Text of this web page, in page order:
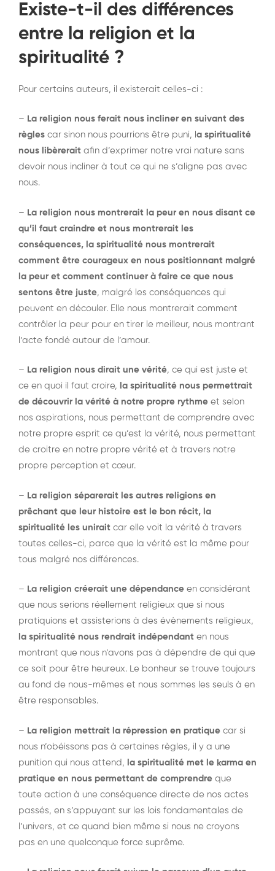
Existe-t-il des différences
entre la religion et la
spiritualité ?
Pour certains auteurs, il existerait celles-ci :
– La religion nous ferait nous incliner en suivant des
règles car sinon nous pourrions être puni, l a spiritualité
nous libèrerait afin d’exprimer notre vrai nature sans
devoir nous incliner à tout ce qui ne s’aligne pas avec
nous.
– La religion nous montrerait la peur en nous disant ce
qu’il faut craindre et nous montrerait les
conséquences, la spiritualité nous montrerait
comment être courageux en nous positionnant malgré
la peur et comment continuer à faire ce que nous
sentons être juste, malgré les conséquences qui
peuvent en découler. Elle nous montrerait comment
contrôler la peur pour en tirer le meilleur, nous montrant
l’acte fondé autour de l’amour.
– La religion nous dirait une vérité, ce qui est juste et
ce en quoi il faut croire, la spiritualité nous permettrait
de découvrir la vérité à notre propre rythme et selon
nos aspirations, nous permettant de comprendre avec
notre propre esprit ce qu’est la vérité, nous permettant
de croitre en notre propre vérité et à travers notre
propre perception et cœur.
– La religion séparerait les autres religions en
prêchant que leur histoire est le bon récit, la
spiritualité les unirait car elle voit la vérité à travers
toutes celles-ci, parce que la vérité est la même pour
tous malgré nos différences.
– La religion créerait une dépendance en considérant
que nous serions réellement religieux que si nous
pratiquions et assisterions à des évènements religieux,
la spiritualité nous rendrait indépendant en nous
montrant que nous n’avons pas à dépendre de qui que
ce soit pour être heureux. Le bonheur se trouve toujours
au fond de nous-mêmes et nous sommes les seuls à en
être responsables.
– La religion mettrait la répression en pratique car si
nous n’obéissons pas à certaines règles, il y a une
punition qui nous attend, la spiritualité met le karma en
pratique en nous permettant de comprendre que
toute action à une conséquence directe de nos actes
passés, en s’appuyant sur les lois fondamentales de
l’univers, et ce quand bien même si nous ne croyons
pas en une quelconque force suprême.